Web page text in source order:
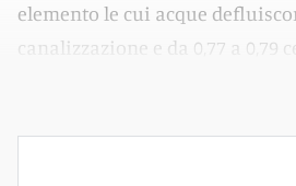
elemento le cui acque
canalizzazione e da 0,77 a 0,79